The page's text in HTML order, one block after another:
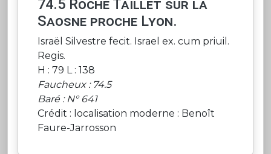
74.5 Roche Taillet sur la
Saosne proche Lyon.
Israël Silvestre fecit. Israel ex. cum priuil.
Regis.
H : 79 L : 138
Faucheux : 74.5
Baré : N° 641
Crédit : localisation moderne : Benoît
Faure-Jarrosson